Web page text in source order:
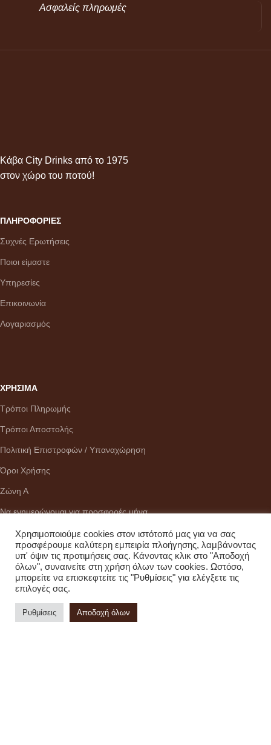
Ασφαλείς πληρωμές
Κάβα City Drinks από το 1975
στον χώρο του ποτού!
ΠΛΗΡΟΦΟΡΙΕΣ
Συχνές Ερωτήσεις
Ποιοι είμαστε
Υπηρεσίες
Επικοινωνία
Λογαριασμός
ΧΡΗΣΙΜΑ
Τρόποι Πληρωμής
Τρόποι Αποστολής
Πολιτική Επιστροφών / Υπαναχώρηση
Όροι Χρήσης
Ζώνη Α
Να ενημερώνομαι για προσφορές μήνα
ΚΑΤΑΣΤΗΜΑ
Διεύθυνση:Ζωοδόχου Πηγής 18, Χαλάνδρι,Αττικής, 15231
Τηλέφωνο :+30 210 6748 886
Χρησιμοποιούμε cookies στον ιστότοπό μας για να σας
προσφέρουμε καλύτερη εμπειρία πλοήγησης, λαμβάνοντας
υπ' όψιν τις προτιμήσεις σας. Κάνοντας κλικ στο "Αποδοχή
όλων", συναινείτε στη χρήση όλων των cookies. Ωστόσο,
μπορείτε να επισκεφτείτε τις "Ρυθμίσεις" για ελέγξετε τις
επιλογές σας.
Ρυθμίσεις Αποδοχή όλων